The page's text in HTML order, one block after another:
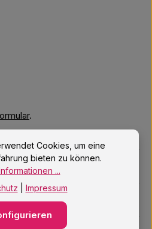
.
Cookies, um eine
bieten zu können.
...
Impressum